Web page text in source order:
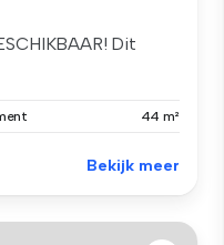
Dit
44 m²
Bekijk meer